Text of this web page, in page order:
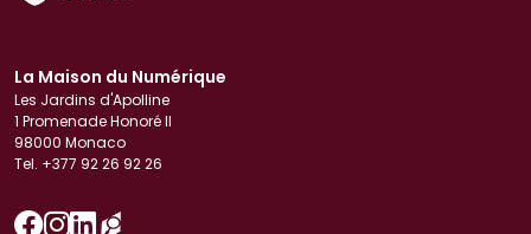
La Maison du Numérique
Les Jardins d'Apolline
1 Promenade Honoré II
98000 Monaco
Tel. +377 92 26 92 26